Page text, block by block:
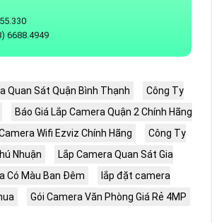
6688.4949
Quan Sát Quận Bình Thạnh
Công Ty
Báo Giá Lắp Camera Quận 2 Chính Hãng
Wifi Ezviz Chính Hãng
Công Ty
Nhuận
Lắp Camera Quan Sát Gia
Có Màu Ban Đêm
lắp đặt camera
Gói Camera Văn Phòng Giá Rẻ 4MP